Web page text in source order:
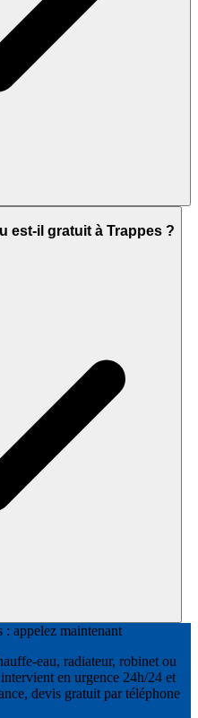
est-il gratuit à Trappes ?
: appelez maintenant
eau, radiateur, robinet ou
en urgence 24h/24 et
devis gratuit par téléphone